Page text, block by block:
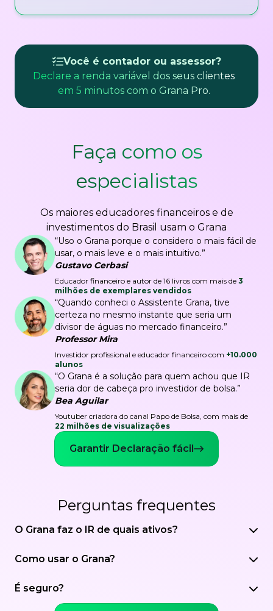
Você é contador ou assessor?
Declare a renda variável dos seus clientes
em 5 minutos com o Grana Pro.
Faça como os
especialistas
Os maiores educadores financeiros e de
investimentos do Brasil usam o Grana
“Uso o Grana porque o considero o mais fácil de
usar, o mais leve e o mais intuitivo.”
Gustavo Cerbasi
Educador financeiro e autor de 16 livros com mais de 3
milhões de exemplares vendidos
“Quando conheci o Assistente Grana, tive
certeza no mesmo instante que seria um
divisor de águas no mercado financeiro.”
Professor Mira
Investidor profissional e educador financeiro com +10.000
alunos
“O Grana é a solução para quem achou que IR
seria dor de cabeça pro investidor de bolsa.”
Bea Aguilar
Youtuber criadora do canal Papo de Bolsa, com mais de
22 milhões de visualizações
Garantir Declaração fácil
Perguntas frequentes
O Grana faz o IR de quais ativos?
Como usar o Grana?
É seguro?